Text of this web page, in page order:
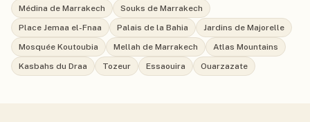
Médina de Marrakech
Souks de Marrakech
Place Jemaa el-Fnaa
Palais de la Bahia
Jardins de Majorelle
Mosquée Koutoubia
Mellah de Marrakech
Atlas Mountains
Kasbahs du Draa
Tozeur Essaouira Ouarzazate